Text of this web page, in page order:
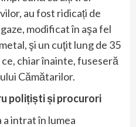
au fost ridicați de
modificat în aşa fel
şi un cuţit lung de 35
chiar înainte, fuseseră
Cămătarilor.
polițiști și procurori
intrat în lumea